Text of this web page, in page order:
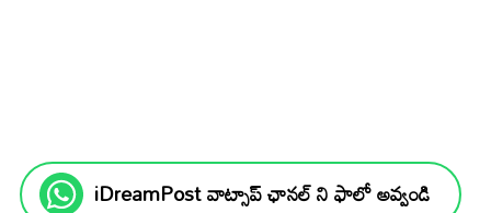
iDreamPost వాట్సాప్ ఛానల్ ని ఫాలో అవ్వండి